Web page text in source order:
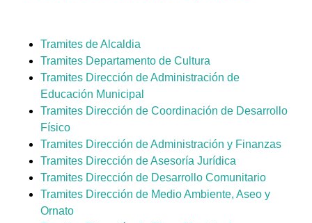
Tramites de Alcaldia
Tramites Departamento de Cultura
Tramites Dirección de Administración de
Educación Municipal
Tramites Dirección de Coordinación de Desarrollo
Físico
Tramites Dirección de Administración y Finanzas
Tramites Dirección de Asesoría Jurídica
Tramites Dirección de Desarrollo Comunitario
Tramites Dirección de Medio Ambiente, Aseo y
Ornato